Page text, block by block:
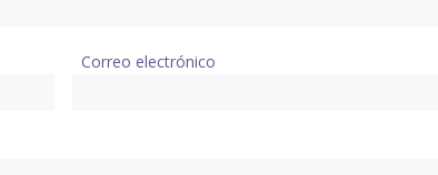
Correo electrónico